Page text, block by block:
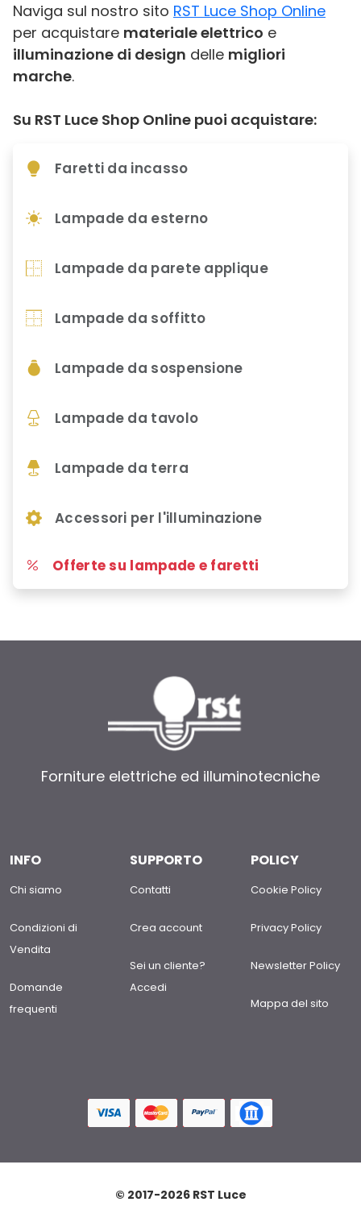
Naviga sul nostro sito RST Luce Shop Online
per acquistare materiale elettrico e
illuminazione di design delle migliori
marche.
Su RST Luce Shop Online puoi acquistare:
Faretti da incasso
Lampade da esterno
Lampade da parete applique
Lampade da soffitto
Lampade da sospensione
Lampade da tavolo
Lampade da terra
Accessori per l'illuminazione
Offerte su lampade e faretti
Forniture elettriche ed illuminotecniche
INFO
Chi siamo
Condizioni di
Vendita
Domande
frequenti
SUPPORTO
Contatti
Crea account
Sei un cliente?
Accedi
POLICY
Cookie Policy
Privacy Policy
Newsletter Policy
Mappa del sito
© 2017-2026 RST Luce